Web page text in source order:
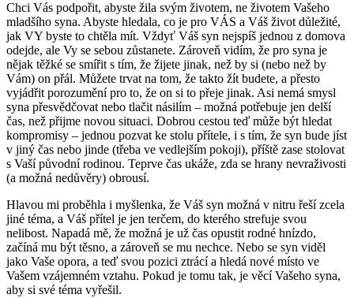
Chci Vás podpořit, abyste žila svým životem, ne životem Vašeho
mladšího syna. Abyste hledala, co je pro VÁS a Váš život důležité,
jak VY byste to chtěla mít. Vždyť Váš syn nejspíš jednou z domova
odejde, ale Vy se sebou zůstanete. Zároveň vidím, že pro syna je
nějak těžké se smířit s tím, že žijete jinak, než by si (nebo než by
Vám) on přál. Můžete trvat na tom, že takto žít budete, a přesto
vyjádřit porozumění pro to, že on si to přeje jinak. Asi nemá smysl
syna přesvědčovat nebo tlačit násilím – možná potřebuje jen delší
čas, než přijme novou situaci. Dobrou cestou teď může být hledat
kompromisy – jednou pozvat ke stolu přítele, i s tím, že syn bude jíst
v jiný čas nebo jinde (třeba ve vedlejším pokoji), příště zase stolovat
s Vaší původní rodinou. Teprve čas ukáže, zda se hrany nevraživosti
(a možná nedůvěry) obrousí.
Hlavou mi proběhla i myšlenka, že Váš syn možná v nitru řeší zcela
jiné téma, a Váš přítel je jen terčem, do kterého strefuje svou
nelibost. Napadá mě, že možná je už čas opustit rodné hnízdo,
začíná mu být těsno, a zároveň se mu nechce. Nebo se syn viděl
jako Vaše opora, a teď svou pozici ztrácí a hledá nové místo ve
Vašem vzájemném vztahu. Pokud je tomu tak, je věcí Vašeho syna,
aby si své téma vyřešil.